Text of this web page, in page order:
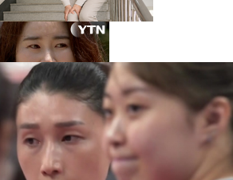
고...김계리 변호사가 법정 나오며 울
이뉴스]